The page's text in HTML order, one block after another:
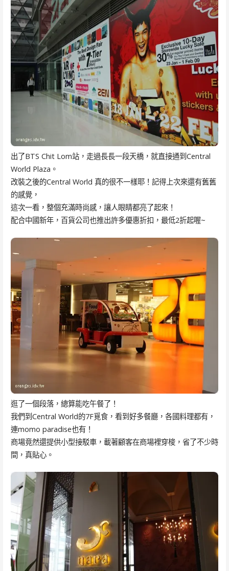
出了BTS Chit Lom站，走過長長一段天橋，就直接通到Central
World Plaza。
改裝之後的Central World 真的很不一樣耶！記得上次來還有舊舊
的感覺，
這次一看，整個充滿時尚感，讓人眼睛都亮了起來！
配合中國新年，百貨公司也推出許多優惠折扣，最低2折起喔~
逛了一個段落，總算能吃午餐了！
我們到Central World的7F覓食，看到好多餐廳，各國料理都有，
連momo paradise也有！
商場竟然還提供小型接駁車，載著顧客在商場裡穿梭，省了不少時
間，真貼心。